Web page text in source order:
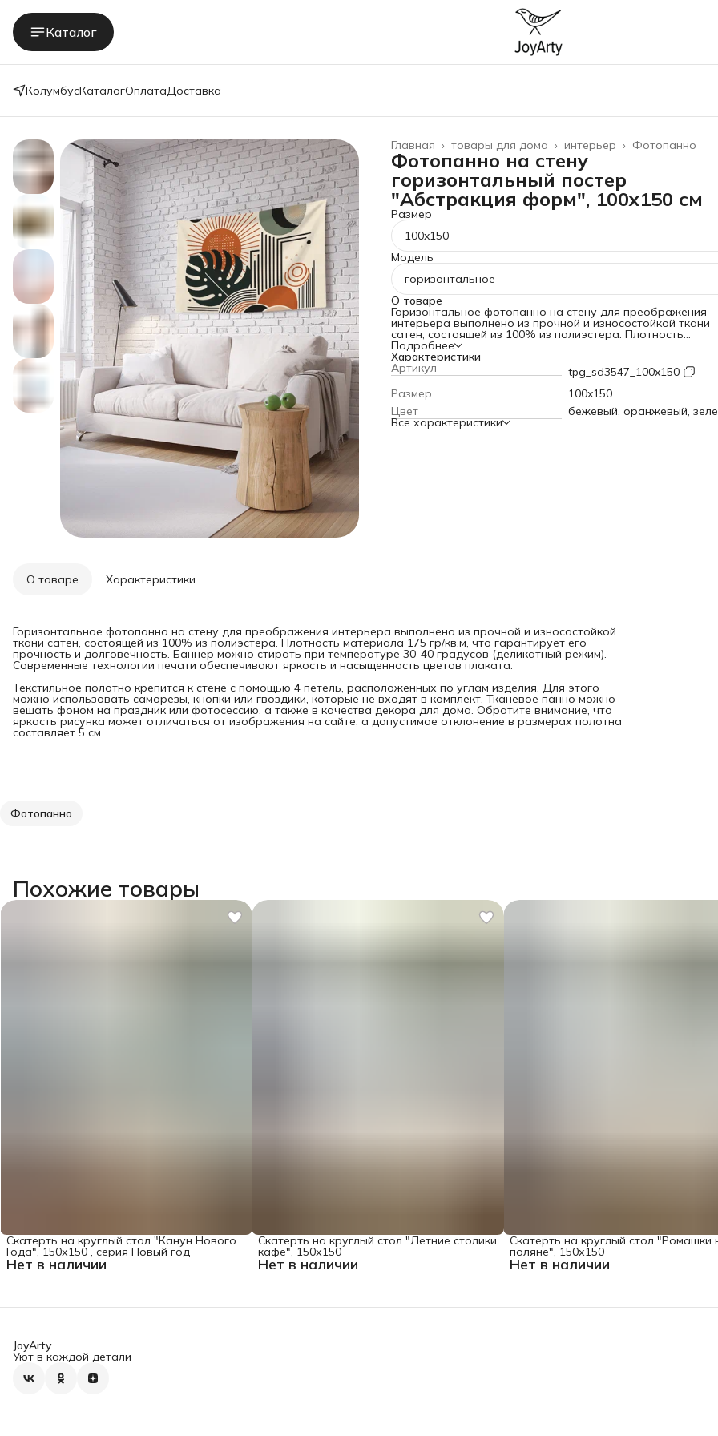
Каталог
КолумбусКаталогОплатаДоставка
Фотопанно
интерьер ›
товары для дома ›
Главная ›
Фотопанно на стену
горизонтальный постер
"Абстракция форм", 100x150 см
Размер
100x150
Модель
горизонтальное
О товаре
Горизонтальное фотопанно на стену для преображения
интерьера выполнено из прочной и износостойкой ткани
сатен, состоящей из 100% из полиэстера. Плотность
материала 175 гр/кв.м, что гарантирует его прочность и
долговечность. Баннер можно стирать при температуре
градусов (деликатный режим). Современные технологии
печати обеспечивают яркость и насыщенность цветов
плаката. Текстильное полотно крепится к стене с помощью
петель, расположенных по углам изделия. Для этого
использовать саморезы, кнопки или гвоздики, которые не
входят в комплект. Тканевое панно можно вешать фоном
Подробнее
Характеристики
Артикул
tpg_sd3547_100x150
Размер
100x150
Цвет
бежевый, оранжевый,
Все характеристики
О товаре Характеристики
Горизонтальное фотопанно на стену для преображения интерьера выполнено из прочной и износостойкой
ткани сатен, состоящей из 100% из полиэстера. Плотность материала 175 гр/кв.м, что гарантирует его
прочность и долговечность. Баннер можно стирать при температуре 30-40 градусов (деликатный режим).
Современные технологии печати обеспечивают яркость и насыщенность цветов плаката.
Текстильное полотно крепится к стене с помощью 4 петель, расположенных по углам изделия. Для этого
можно использовать саморезы, кнопки или гвоздики, которые не входят в комплект. Тканевое панно можно
вешать фоном на праздник или фотосессию, а также в качества декора для дома. Обратите внимание, что
яркость рисунка может отличаться от изображения на сайте, а допустимое отклонение в размерах полотна
составляет 5 см.
Фотопанно
Похожие товары
Нет в наличии
Скатерть на круглый стол "Канун Нового
Года", 150х150 , серия Новый год
Нет в наличии
Скатерть на круглый стол "Летние столики
кафе", 150х150
Нет в наличии
Скатерть на круглый стол "Ромашки
поляне", 150х150
JoyArty
Уют в каждой детали